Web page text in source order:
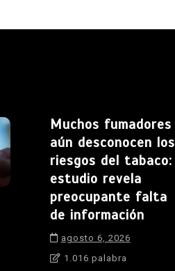
Muchos fumadores
aún desconocen los
riesgos del tabaco:
estudio revela
preocupante falta
de información
agosto 6, 2026
1.016 palabra